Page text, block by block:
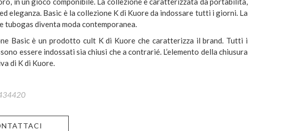
eleganza. Basic è la collezione K di Kuore da indossare tutti i giorni. La
tubogas diventa moda contemporanea.
Basic è un prodotto cult K di Kuore che caratterizza il brand. Tutti i
essere indossati sia chiusi che a contrarié. L’elemento della chiusura
di K di Kuore.